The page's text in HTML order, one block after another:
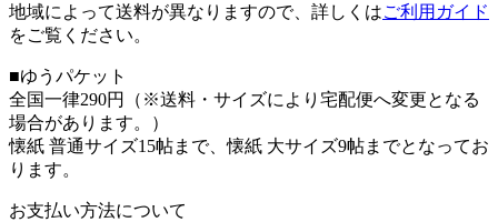
地域によって送料が異なりますので、詳しくはご利用ガイド
をご覧ください。
■ゆうパケット
全国一律290円（※送料・サイズにより宅配便へ変更となる
場合があります。）
懐紙 普通サイズ15帖まで、懐紙 大サイズ9帖までとなってお
ります。
お支払い方法について